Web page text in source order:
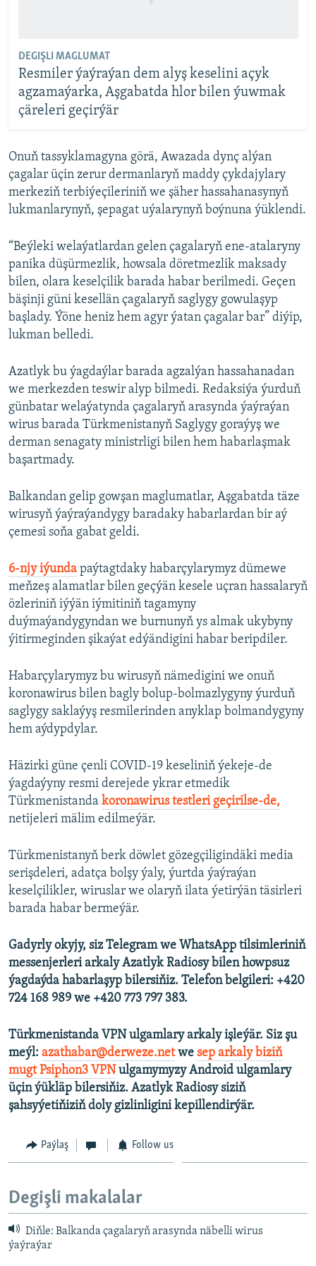
DEGIŞLI MAGLUMAT
Resmiler ýaýraýan dem alyş keselini açyk
agzamaýarka, Aşgabatda hlor bilen ýuwmak
çäreleri geçirýär
Onuň tassyklamagyna görä, Awazada dynç alýan
çagalar üçin zerur dermanlaryň maddy çykdajylary
merkeziň terbiýeçileriniň we şäher hassahanasynyň
lukmanlarynyň, şepagat uýalarynyň boýnuna ýüklendi.
“Beýleki welaýatlardan gelen çagalaryň ene-atalaryny
panika düşürmezlik, howsala döretmezlik maksady
bilen, olara keselçilik barada habar berilmedi. Geçen
bäşinji güni kesellän çagalaryň saglygy gowulaşyp
başlady. Ýöne heniz hem agyr ýatan çagalar bar” diýip,
lukman belledi.
Azatlyk bu ýagdaýlar barada agzalýan hassahanadan
we merkezden teswir alyp bilmedi. Redaksiýa ýurduň
günbatar welaýatynda çagalaryň arasynda ýaýraýan
wirus barada Türkmenistanyň Saglygy goraýyş we
derman senagaty ministrligi bilen hem habarlaşmak
başartmady.
Balkandan gelip gowşan maglumatlar, Aşgabatda täze
wirusyň ýaýraýandygy baradaky habarlardan bir aý
çemesi soňa gabat geldi.
6-njy iýunda paýtagtdaky habarçylarymyz dümewe
meňzeş alamatlar bilen geçýän kesele uçran hassalaryň
özleriniň iýýän iýmitiniň tagamyny
duýmaýandygyndan we burnunyň ys almak ukybyny
ýitirmeginden şikaýat edýändigini habar beripdiler.
Habarçylarymyz bu wirusyň nämedigini we onuň
koronawirus bilen bagly bolup-bolmazlygyny ýurduň
saglygy saklaýyş resmilerinden anyklap bolmandygyny
hem aýdypdylar.
Häzirki güne çenli COVID-19 keseliniň ýekeje-de
ýagdaýyny resmi derejede ykrar etmedik
Türkmenistanda koronawirus testleri geçirilse-de,
netijeleri mälim edilmeýär.
Türkmenistanyň berk döwlet gözegçiligindäki media
serişdeleri, adatça bolşy ýaly, ýurtda ýaýraýan
keselçilikler, wiruslar we olaryň ilata ýetirýän täsirleri
barada habar bermeýär.
Gadyrly okyjy, siz Telegram we WhatsApp tilsimleriniň
messenjerleri arkaly Azatlyk Radiosy bilen howpsuz
ýagdaýda habarlaşyp bilersiňiz. Telefon belgileri: +420
724 168 989 we +420 773 797 383.
Türkmenistanda VPN ulgamlary arkaly işleýär. Siz şu
meýl: azathabar@derweze.netwe sep arkaly biziň
mugt Psiphon3 VPN ulgamymyzy Android ulgamlary
üçin ýükläp bilersiňiz. Azatlyk Radiosy siziň
şahsyýetiňiziň doly gizlinligini kepillendirýär.
Paýlaş Follow us
Degişli makalalar
Diňle: Balkanda çagalaryň arasynda näbelli wirus
ýaýraýar